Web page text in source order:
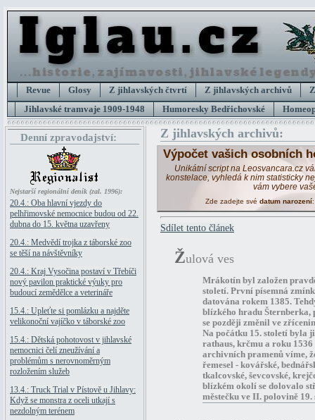
Revue Glosy Z jihlavských čtvrtí Z jihlavských archivů
Jihlavské tramvaje 1909-1948
Humoresky Bedřichovské
Denní zpravodajství:
Nejstarší regionální deník (zal. 1996):
20.4.: Oba hlavní vjezdy do
pelhřimovské nemocnice budou od 22.
dubna do 15. května uzavřeny
20.4.: Medvědí trojka z táborské zoo
se těší na návštěvníky
20.4.: Kraj Vysočina postaví v Třebíči
nový pavilon praktické výuky pro
budoucí zemědělce a veterináře
15.4.: Upleťte si pomlázku a najděte
velikonoční vajíčko v táborské zoo
15.4.: Dětská pohotovost v jihlavské
nemocnici čelí zneužívání a
problémům s nerovnoměrným
rozložením služeb
13.4.: Truck Trial v Pístově u Jihlavy:
Když se monstra z oceli utkají s
nezdolným terénem
Z jihlavských archivů:
Výpočet vašich osobních
Unikátní script na Leosvancara.cz
konstelace, vyhledá k nim statisticky
vám vybere
Zde zadejte své datum narození
Sdílet tento článek
Žulová ves
Mrákotín byl založen
století. První písemná
datována rokem 1385.
blízkého hradu
se později změnil ve
Na počátku 15. století byla
rathaus, krčmu a roku
archivních pramenů víme,
řemesel - kovářské,
tkalcovské, ševcovské,
blízkém okolí se dolovalo
městečku ve II. polovině